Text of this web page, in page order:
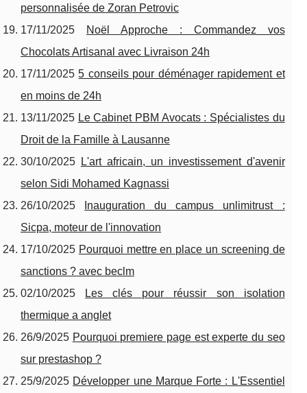
personnalisée de Zoran Petrovic
17/11/2025
Noël Approche : Commandez vos
Chocolats Artisanal avec Livraison 24h
17/11/20255 conseils pour déménager rapidement et
en moins de 24h
13/11/2025 Le Cabinet PBM Avocats : Spécialistes du
Droit de la Famille à Lausanne
30/10/2025
L'art africain, un investissement d'avenir
selon Sidi Mohamed Kagnassi
26/10/2025
Inauguration du campus unlimitrust :
Sicpa, moteur de l'innovation
17/10/2025 Pourquoi mettre en place un screening de
sanctions ? avec beclm
02/10/2025
Les clés pour réussir son isolation
thermique a anglet
26/9/2025 Pourquoi premiere page est experte du seo
sur prestashop ?
25/9/2025 Développer une Marque Forte : L'Essentiel